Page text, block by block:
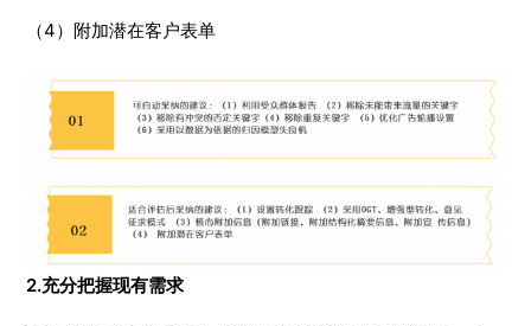
（4）附加潜在客户表单
2.充分把握现有需求